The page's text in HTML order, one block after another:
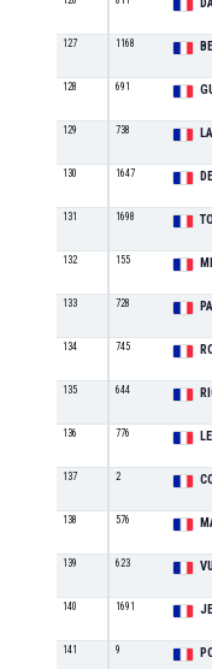
127 1168
128 691
129 738
130 1647
131 1698
132 155
133 728
134 745
135 644
136 776
137 2
138 576
139 623
140 1691
141 9